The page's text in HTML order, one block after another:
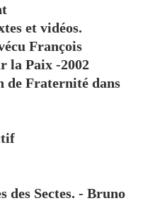
et vidéos.
François
la Paix -2002
de Fraternité dans
des Sectes. - Bruno